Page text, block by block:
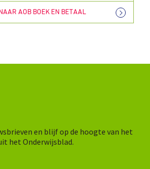
AOB BOEK EN BETAAL
en blijf op de hoogte van het
het Onderwijsblad.